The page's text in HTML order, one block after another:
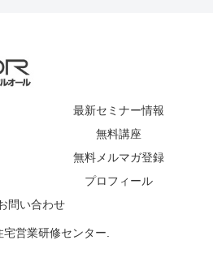
最新セミナー情報
無料講座
無料メルマガ登録
プロフィール
問い合わせ
営業研修センター.